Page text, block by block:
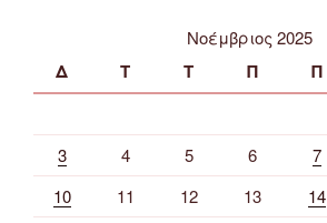
Νοέμβριος 2025
Δ Τ Τ Π Π
3
4 5 6 7
10
11 12 13 14